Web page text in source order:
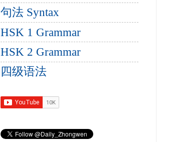
句法 Syntax
HSK 1 Grammar
HSK 2 Grammar
四级语法